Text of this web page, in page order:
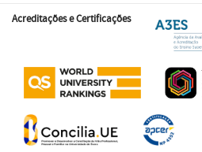
Acreditações e Certificações